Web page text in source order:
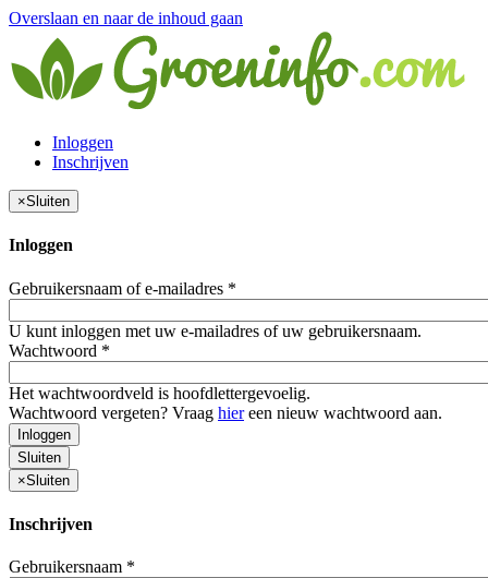
Overslaan en naar de inhoud gaan
Inloggen
Inschrijven
×Sluiten
Inloggen
Gebruikersnaam of e-mailadres *
U kunt inloggen met uw e-mailadres of uw gebruikersnaam.
Wachtwoord *
Het wachtwoordveld is hoofdlettergevoelig.
Wachtwoord vergeten? Vraag hiereen nieuw wachtwoord aan.
Inloggen
Sluiten
×Sluiten
Inschrijven
Gebruikersnaam *